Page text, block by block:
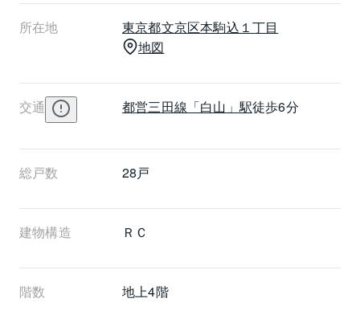
ながっています。また都営三田線の白山駅からも大手
町駅、日比谷駅などの都心のビジネス拠点に出ること
ができ、目的地などによって使いこなせます。白山ヒ
間取りは1K～3LDKとなっています。バルコニーの向
きはほとんどがほぼ南向きで、一部にほぼ東向きと西
月で、建物は鉄筋コンクリート造の地下1階・地上4階
建てで、総戸数は28戸です。
所在地 東京都文京区本駒込１丁目
地図
交通 都営三田線 「白山」駅徒歩6分
総戸数 28戸
建物構造 ＲＣ
階数 地上4階